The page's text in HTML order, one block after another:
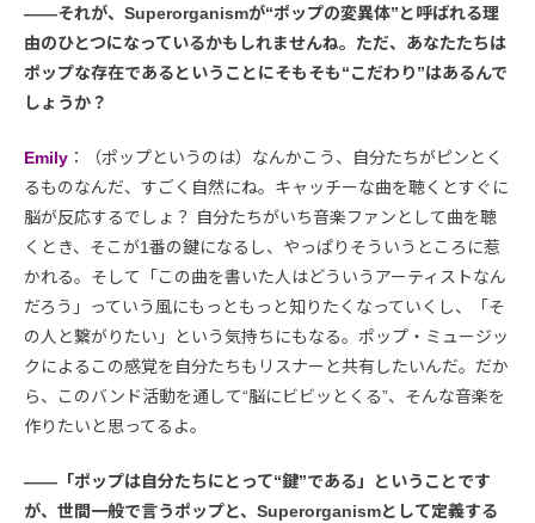
――それが、Superorganismが“ポップの変異体”と呼ばれる理
由のひとつになっているかもしれませんね。ただ、あなたたちは
ポップな存在であるということにそもそも“こだわり”はあるんで
しょうか？
Emily ：（ポップというのは）なんかこう、自分たちがピンとく
るものなんだ、すごく自然にね。キャッチーな曲を聴くとすぐに
脳が反応するでしょ？ 自分たちがいち音楽ファンとして曲を聴
くとき、そこが1番の鍵になるし、やっぱりそういうところに惹
かれる。そして「この曲を書いた人はどういうアーティストなん
だろう」っていう風にもっともっと知りたくなっていくし、「そ
の人と繋がりたい」という気持ちにもなる。ポップ・ミュージッ
クによるこの感覚を自分たちもリスナーと共有したいんだ。だか
ら、このバンド活動を通して“脳にビビッとくる”、そんな音楽を
作りたいと思ってるよ。
――「ポップは自分たちにとって“鍵”である」ということです
が、世間一般で言うポップと、Superorganismとして定義する